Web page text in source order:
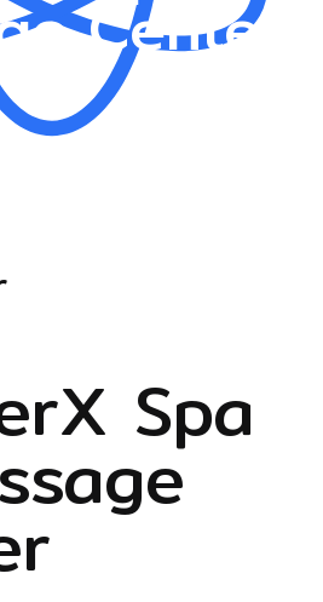
Center
Spa